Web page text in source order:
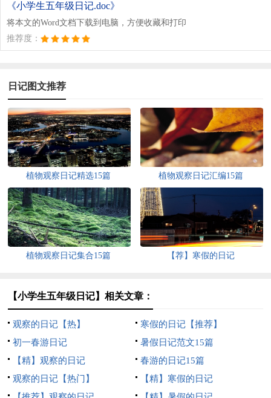
《小学生五年级日记.doc》
将本文的Word文档下载到电脑，方便收藏和打印
推荐度：
日记图文推荐
植物观察日记精选15篇 植物观察日记汇编15篇
植物观察日记集合15篇 【荐】寒假的日记
【小学生五年级日记】相关文章：
观察的日记【热】
寒假的日记【推荐】
初一春游日记
暑假日记范文15篇
【精】观察的日记
春游的日记15篇
观察的日记【热门】
【精】寒假的日记